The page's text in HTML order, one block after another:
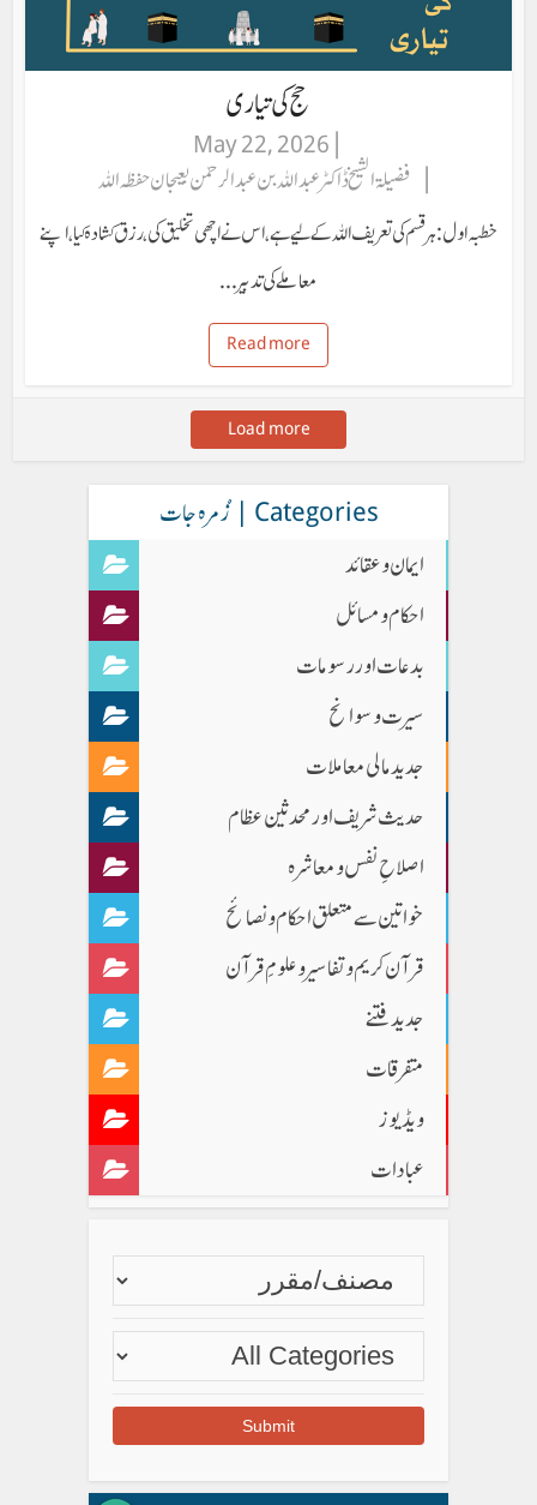
حج کی تیاری
May 22, 2026
فضیلۃ الشیخ ڈاکٹر عبداللہ بن عبدالرحمٰن بعیجان حفظہ اللہ
خطبہ اول: ہر قسم کی تعریف اللہ کے لیے ہے، اس نے اچھی تخلیق کی، رزق کشادہ کیا، اپنے
معاملے کی تدبیر...
Read more
Load more
Categories | زُمرہ جات
ایمان وعقائد
احکام و مسائل
بدعات اور رسومات
سیرت و سوانح
جدید مالی معاملات
حدیث شریف اور محدثین عظام
اصلاحِ نفس و معاشرہ
خواتین سے متعلق احکام و نصائح
قرآن کریم و تفاسیر و علومِ قرآن
جدید فتنے
متفرقات
ویڈیوز
عبادات